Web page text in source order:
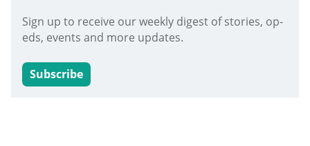
Sign up to receive our weekly digest of stories, op-
eds, events and more updates.
Subscribe